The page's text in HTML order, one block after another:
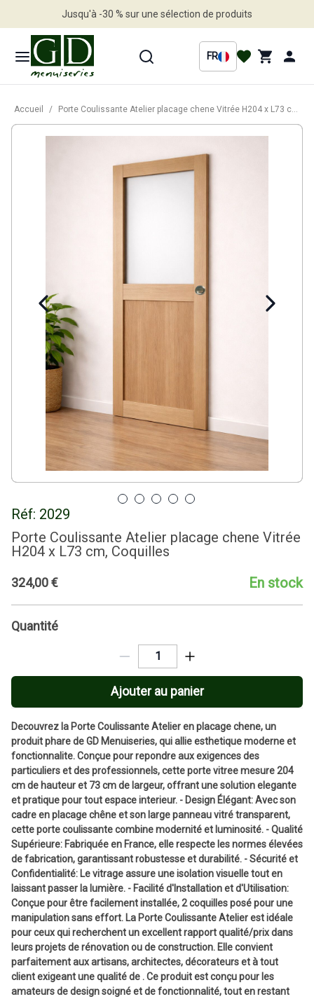
Jusqu'à -30 % sur une sélection de produits
FR
Accueil / Porte Coulissante Atelier placage chene Vitrée H204 x L73 cm, Coquilles
Réf: 2029
Porte Coulissante Atelier placage chene Vitrée
H204 x L73 cm, Coquilles
324,00€ En stock
Quantité
Ajouter au panier
Decouvrez la Porte Coulissante Atelier en placage chene, un
produit phare de GD Menuiseries, qui allie esthetique moderne et
fonctionnalite. Conçue pour repondre aux exigences des
particuliers et des professionnels, cette porte vitree mesure 204
cm de hauteur et 73 cm de largeur, offrant une solution elegante
et pratique pour tout espace interieur. - Design Élégant: Avec son
cadre en placage chêne et son large panneau vitré transparent,
cette porte coulissante combine modernité et luminosité. - Qualité
Supérieure: Fabriquée en France, elle respecte les normes élevées
de fabrication, garantissant robustesse et durabilité. - Sécurité et
Confidentialité: Le vitrage assure une isolation visuelle tout en
laissant passer la lumière. - Facilité d'Installation et d'Utilisation:
Conçue pour être facilement installée, 2 coquilles posé pour une
manipulation sans effort. La Porte Coulissante Atelier est idéale
pour ceux qui recherchent un excellent rapport qualité/prix dans
leurs projets de rénovation ou de construction. Elle convient
parfaitement aux artisans, architectes, décorateurs et à tout
client exigeant une qualité de . Ce produit est conçu pour les
amateurs de design soigné et de fonctionnalité, tout en restant